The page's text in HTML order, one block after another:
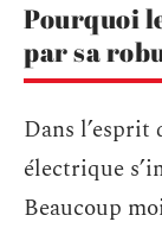
Pourquoi
par sa
Dans
électrique
Beaucoup